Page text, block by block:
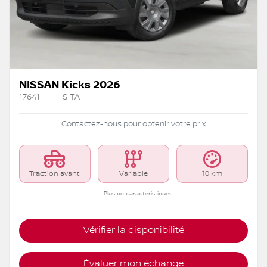
NISSAN Kicks 2026
17641 – S TA
Contactez-nous pour obtenir votre prix
Traction avant Variable 10 km
Plus de caractéristiques
Vérifier la disponibilité
Évaluer mon échange